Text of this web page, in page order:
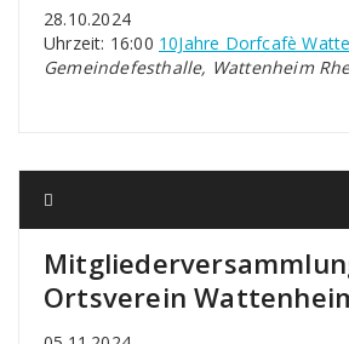
28.10.2024
Uhrzeit: 16:00 10Jahre Dorfcafè
Gemeindefesthalle, Wattenheim
Ortsverein